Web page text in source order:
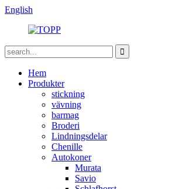
English
Hem
Produkter
stickning
vävning
barmag
Broderi
Lindningsdelar
Chenille
Autokoner
Murata
Savio